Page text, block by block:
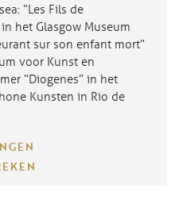
“Les Fils de
het Glasgow Museum
sur son enfant mort”
voor Kunst en
“Diogenes” in het
Kunsten in Rio de